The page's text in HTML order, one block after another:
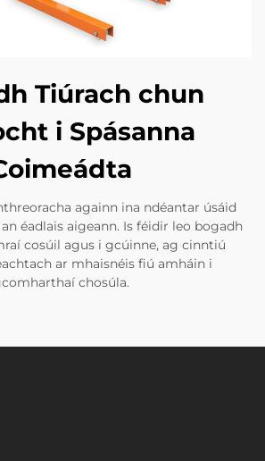
Tiúrach chun
i Spásanna
againn ina ndéantar úsáid
éadlais aigeann. Is féidir leo bogadh
cosúil agus i gcúinne, ag cinntiú
ar mhaisnéis fiú amháin i
chosúla.